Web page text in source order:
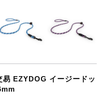
易 EZYDOG イージードッ